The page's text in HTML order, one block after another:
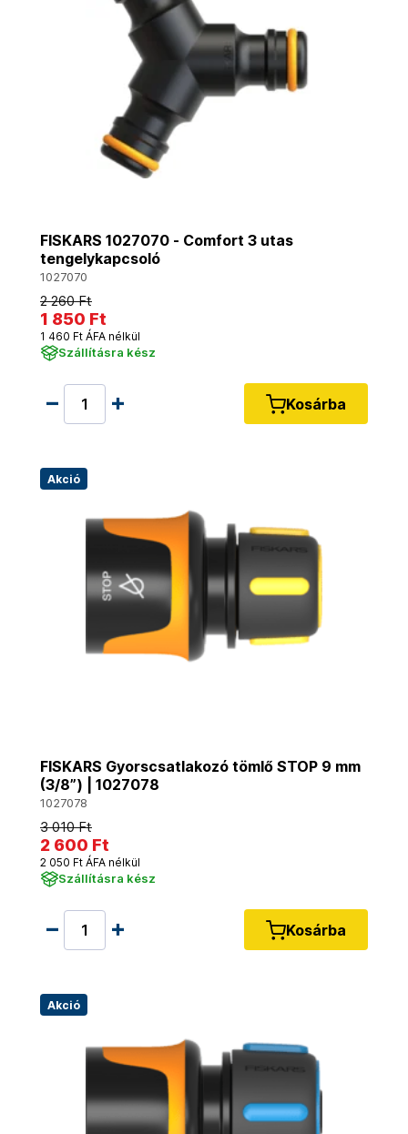
FISKARS 1027070 - Comfort 3 utas
tengelykapcsoló
1027070
2 260 Ft
1 850 Ft
1 460 Ft ÁFA nélkül
Szállításra kész
Kosárba
Akció
FISKARS Gyorscsatlakozó tömlő STOP 9 mm
(3/8”) | 1027078
1027078
3 010 Ft
2 600 Ft
2 050 Ft ÁFA nélkül
Szállításra kész
Kosárba
Akció